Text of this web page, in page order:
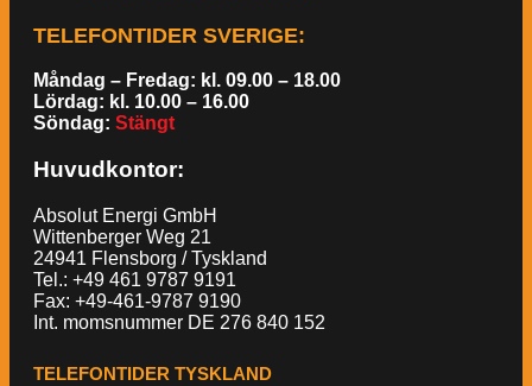
TELEFONTIDER SVERIGE:
Måndag – Fredag: kl. 09.00 – 18.00
Lördag: kl. 10.00 – 16.00
Söndag: Stängt
Huvudkontor:
Absolut Energi GmbH
Wittenberger Weg 21
24941 Flensborg / Tyskland
Tel.: +49 461 9787 9191
Fax: +49-461-9787 9190
Int. momsnummer DE 276 840 152
TELEFONTIDER TYSKLAND